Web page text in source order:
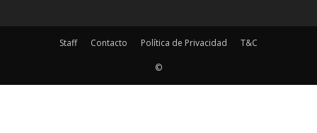
Staff Contacto Política de Privacidad T&C
©